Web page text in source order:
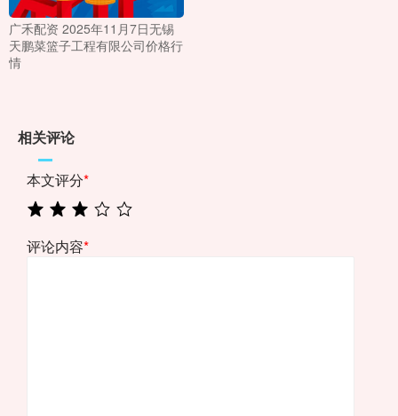
广禾配资 2025年11月7日无锡
天鹏菜篮子工程有限公司价格行
情
相关评论
本文评分*
评论内容*